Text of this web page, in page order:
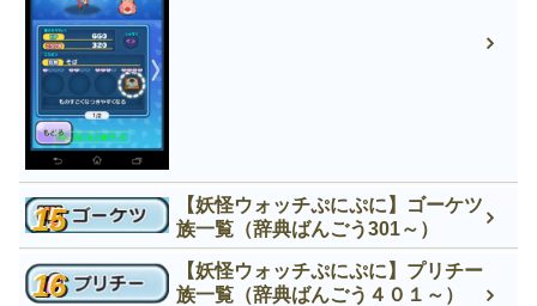
【妖怪ウォッチぷにぷに】ゴーケツ
族一覧（辞典ばんごう301～）
【妖怪ウォッチぷにぷに】プリチー
族一覧（辞典ばんごう４０１～）